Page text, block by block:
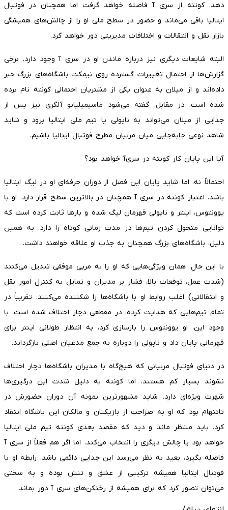
دهد، کونته از سری‌ آ فاصله خواهد گرفت اما همچنان در فوتبال
ایتالیا باقی می‌ماند و حضور در سطح ملی او را از چالش‌های همیشگی
بازار نقل‌ و انتقالات و اختلافات مدیریتی دور خواهد کرد.
البته شایعات دیگری نیز درباره ماندن او در سری‌ آ وجود دارد. برخی
گزارش‌ها از احتمال تغییرات گسترده روی نیمکت باشگاه‌های بزرگ خبر
داده‌اند و از میلان به عنوان یکی از مشتریان احتمالی کونته نام برده
شده است. در مقابل، گفته می‌شود ماسیمیلیانو آلگری نیز پس از
جدایی از میلان می‌تواند به ناپولی یا تیم ملی ایتالیا برود و شاید
شاهد نوعی جابه‌جایی میان مربیان مطرح فوتبال ایتالیا باشیم.
آیا این پایان کار کونته در سری‌آ خواهد بود؟
احتمالاً نه، اما شاید پایان این فصل از دوران حرفه‌ای او در لیگ ایتالیا
باشد. اعتبار کونته در سری‌ آ همچنان در بالاترین سطح قرار دارد. او با
یوونتوس، اینتر و ناپولی قهرمان لیگ شده و بارها ثابت کرده است که
توانایی متحول کردن تیم‌ها در مدت زمانی کوتاه را دارد. به همین
دلیل، باشگاه‌های بزرگ همچنان به جذب او علاقه خواهند داشت.
با این حال، همان ویژگی‌هایی که او را به مربی موفقی تبدیل می‌کنند
(شدت عمل، توقعات بالا، فشار بر مدیران و تمایل به کنترل امور نقل‌
و انتقالاتی) اغلب روابط او با باشگاه‌ها را شکننده می‌کنند. تقریباً در
تمام تیم‌هایی که هدایت کرده، در مقطعی دچار اختلاف شده است. با
وجود این، او یوونتوس را بازسازی کرد، به انتظار طولانی اینتر برای
قهرمانی پایان داد و ناپولی را دوباره به جمع مدعیان اصلی بازگرداند.
در دنیای فوتبال مربیانی که هیچ‌گاه با مدیران باشگاه‌ها دچار اختلاف
نشوند بسیار کم هستند، اما کونته به دلیل شدت این درگیری‌ها
شهرت ویژه‌ای دارد. شاید مشهورترین نمونه آن دوران حضورش در
تاتنهام بود که او به صراحت از بازیکنان و مالکان این باشگاه انتقاد
کرد. باید منتظر ماند و دید که مقصد بعدی کونته تیم ملی ایتالیا
خواهد بود یا چالش دیگری را انتخاب می‌کند. اما اگر هم فعلاً از سری‌ آ
فاصله بگیرد، بعید به نظر می‌رسد این جدایی دائمی باشد. رابطه او با
فوتبال ایتالیا همیشه ترکیبی از عشق و تنش بوده و به سختی
می‌توان تصور کرد که برای همیشه از رختکن‌های سری‌ آ دور بماند.